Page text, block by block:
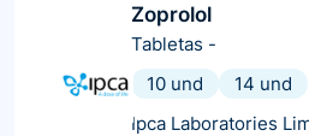
Zoprolol
Tabletas -
10 und
14 und
Ipca Laboratories